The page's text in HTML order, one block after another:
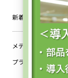
新着情報 タカハタ
メディア紹介 記事一
プライバシーポリシ